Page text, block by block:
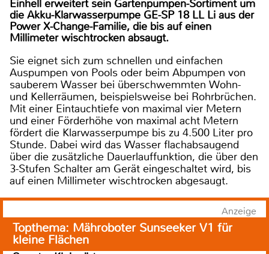
Einhell erweitert sein Gartenpumpen-Sortiment um
die Akku-Klarwasserpumpe GE-SP 18 LL Li aus der
Power X-Change-Familie, die bis auf einen
Millimeter wischtrocken absaugt.
Sie eignet sich zum schnellen und einfachen
Auspumpen von Pools oder beim Abpumpen von
sauberem Wasser bei überschwemmten Wohn-
und Kellerräumen, beispielsweise bei Rohrbrüchen.
Mit einer Eintauchtiefe von maximal vier Metern
und einer Förderhöhe von maximal acht Metern
fördert die Klarwasserpumpe bis zu 4.500 Liter pro
Stunde. Dabei wird das Wasser flachabsaugend
über die zusätzliche Dauerlauffunktion, die über den
3-Stufen Schalter am Gerät eingeschaltet wird, bis
auf einen Millimeter wischtrocken abgesaugt.
Anzeige
Topthema: Mähroboter Sunseeker V1 für
kleine Flächen